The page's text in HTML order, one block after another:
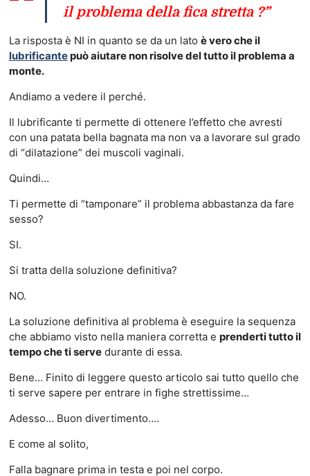
il problema della fica stretta ?”
La risposta è NI in quanto se da un lato è vero che il
lubrificantepuò aiutare non risolve del tutto il problema a
monte.
Andiamo a vedere il perché.
Il lubrificante ti permette di ottenere l’effetto che avresti
con una patata bella bagnata ma non va a lavorare sul grado
di “dilatazione” dei muscoli vaginali.
Quindi…
Ti permette di “tamponare” il problema abbastanza da fare
sesso?
SI.
Si tratta della soluzione definitiva?
NO.
La soluzione definitiva al problema è eseguire la sequenza
che abbiamo visto nella maniera corretta e prenderti tutto il
tempo che ti servedurante di essa.
Bene… Finito di leggere questo articolo sai tutto quello che
ti serve sapere per entrare in fighe strettissime…
Adesso… Buon divertimento….
E come al solito,
Falla bagnare prima in testa e poi nel corpo.